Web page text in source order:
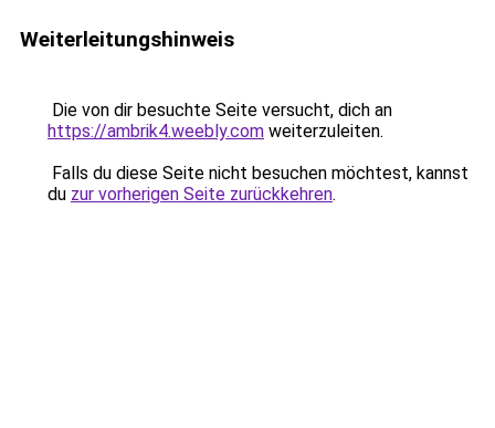
Weiterleitungshinweis
Die von dir besuchte Seite versucht, dich an
https://ambrik4.weebly.com weiterzuleiten.
Falls du diese Seite nicht besuchen möchtest, kannst
du zur vorherigen Seite zurückkehren.